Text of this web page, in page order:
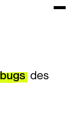
des